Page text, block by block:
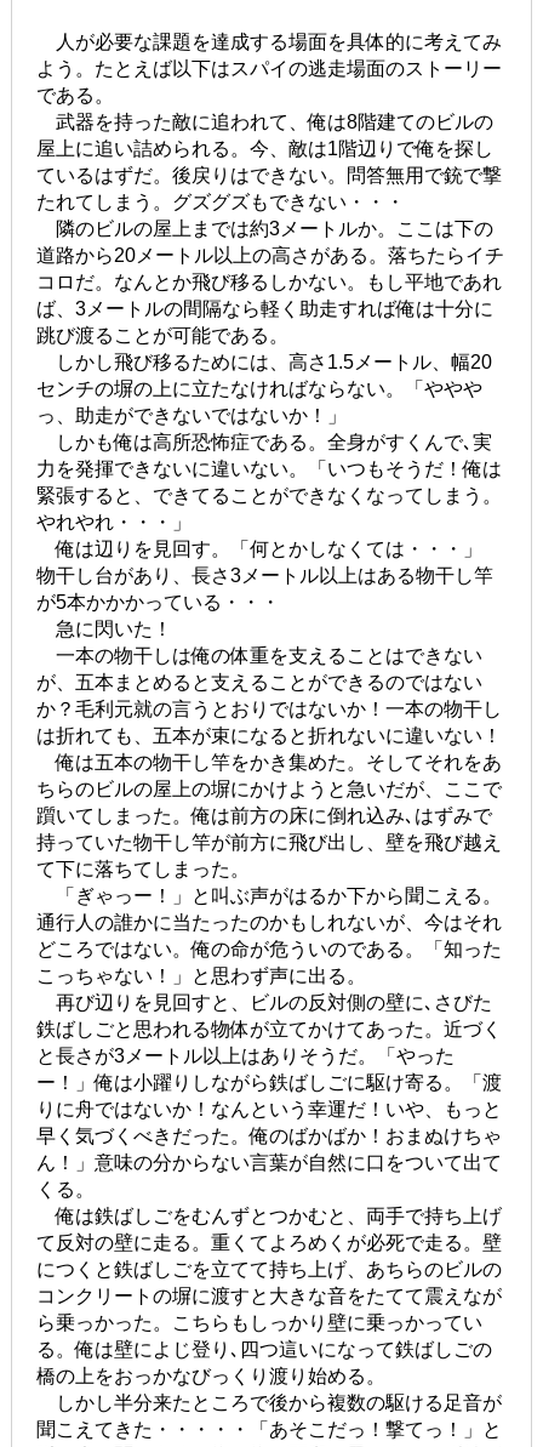
人が必要な課題を達成する場面を具体的に考えてみ
よう。たとえば以下はスパイの逃走場面のストーリー
である。
武器を持った敵に追われて、俺は8階建てのビルの
屋上に追い詰められる。今、敵は1階辺りで俺を探し
ているはずだ。後戻りはできない。問答無用で銃で撃
たれてしまう。グズグズもできない・・・
隣のビルの屋上までは約3メートルか。ここは下の
道路から20メートル以上の高さがある。落ちたらイチ
コロだ。なんとか飛び移るしかない。もし平地であれ
ば、3メートルの間隔なら軽く助走すれば俺は十分に
跳び渡ることが可能である。
しかし飛び移るためには、高さ1.5メートル、幅20
センチの塀の上に立たなければならない。「ややや
っ、助走ができないではないか！」
しかも俺は高所恐怖症である。全身がすくんで､実
力を発揮できないに違いない。「いつもそうだ！俺は
緊張すると、できてることができなくなってしまう。
やれやれ・・・」
俺は辺りを見回す。「何とかしなくては・・・」
物干し台があり、長さ3メートル以上はある物干し竿
が5本かかかっている・・・
急に閃いた！
一本の物干しは俺の体重を支えることはできない
が、五本まとめると支えることができるのではない
か？毛利元就の言うとおりではないか！一本の物干し
は折れても、五本が束になると折れないに違いない！
俺は五本の物干し竿をかき集めた。そしてそれをあ
ちらのビルの屋上の塀にかけようと急いだが、ここで
躓いてしまった。俺は前方の床に倒れ込み､はずみで
持っていた物干し竿が前方に飛び出し、壁を飛び越え
て下に落ちてしまった。
「ぎゃっー！」と叫ぶ声がはるか下から聞こえる。
通行人の誰かに当たったのかもしれないが、今はそれ
どころではない。俺の命が危ういのである。「知った
こっちゃない！」と思わず声に出る。
再び辺りを見回すと、ビルの反対側の壁に､さびた
鉄ばしごと思われる物体が立てかけてあった。近づく
と長さが3メートル以上はありそうだ。「やった
ー！」俺は小躍りしながら鉄ばしごに駆け寄る。「渡
りに舟ではないか！なんという幸運だ！いや、もっと
早く気づくべきだった。俺のばかばか！おまぬけちゃ
ん！」意味の分からない言葉が自然に口をついて出て
くる。
俺は鉄ばしごをむんずとつかむと、両手で持ち上げ
て反対の壁に走る。重くてよろめくが必死で走る。壁
につくと鉄ばしごを立てて持ち上げ、あちらのビルの
コンクリートの塀に渡すと大きな音をたてて震えなが
ら乗っかった。こちらもしっかり壁に乗っかってい
る。俺は壁によじ登り､四つ這いになって鉄ばしごの
橋の上をおっかなびっくり渡り始める。
しかし半分来たところで後から複数の駆ける足音が
聞こえてきた・・・・・「あそこだっ！撃てっ！」と